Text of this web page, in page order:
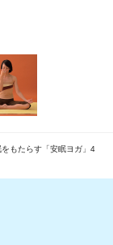
もたらす「安眠ヨガ」4